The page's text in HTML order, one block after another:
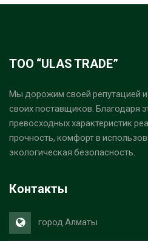
ТОО “ULAS TRADE”
Мы дорожим своей репутацией
своих поставщиков. Благодаря
превосходных характеристик
прочность, комфорт в
экологическая безопасность.
Контакты
город Алматы